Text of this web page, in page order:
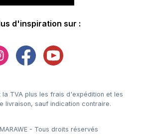
d'inspiration sur :
la TVA plus les frais d'expédition et les
livraison, sauf indication contraire.
- Tous droits réservés